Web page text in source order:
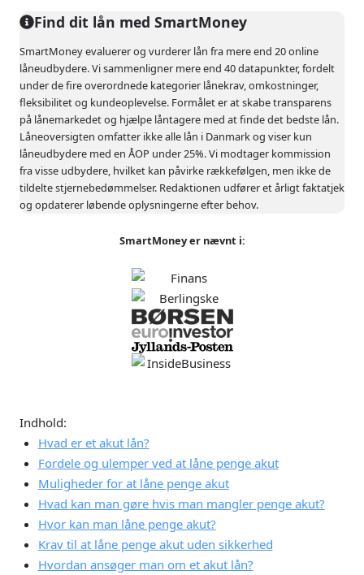
indhenter tilbud fra over 20 banker. Det giver flere
uden afslag.
Lendo er blandt de mest populære låneprodukter i
Danmark og ligger i top 3 over de mest valgte
lånetilbud på SmartMoney. Låneformidleren har en
høj kundetilfredshed med 4,8 ud af 5 stjerner på
Trustpilot baseret på over 5.100
brugeranmeldelser.
sammenligning af
forbrugslån,
samlelån og billån
Få tilbud fra over
20 banker og
Ansøg om lån med
medansøger og få
bedre lånetilbud
Højeste chance for
at blive godkendt
Ulemper:
baseret på et
foreløbigt estimat,
som bankerne kan
justere efter
modtagelse af flere
oplysninger
Om Lendo
Find dit lån med SmartMoney
SmartMoney evaluerer og vurderer lån fra mere end 20 online
låneudbydere. Vi sammenligner mere end 40 datapunkter, fordelt
under de fire overordnede kategorier lånekrav, omkostninger,
fleksibilitet og kundeoplevelse. Formålet er at skabe transparens
på lånemarkedet og hjælpe låntagere med at finde det bedste lån.
Låneoversigten omfatter ikke alle lån i Danmark og viser kun
låneudbydere med en ÅOP under 25%. Vi modtager kommission
fra visse udbydere, hvilket kan påvirke rækkefølgen, men ikke de
tildelte stjernebedømmelser. Redaktionen udfører et årligt faktatjek
og opdaterer løbende oplysningerne efter behov.
SmartMoney er nævnt i:
Indhold:
Hvad er et akut lån?
Fordele og ulemper ved at låne penge akut
Muligheder for at låne penge akut
Hvad kan man gøre hvis man mangler penge akut?
Hvor kan man låne penge akut?
Krav til at låne penge akut uden sikkerhed
Hvordan ansøger man om et akut lån?